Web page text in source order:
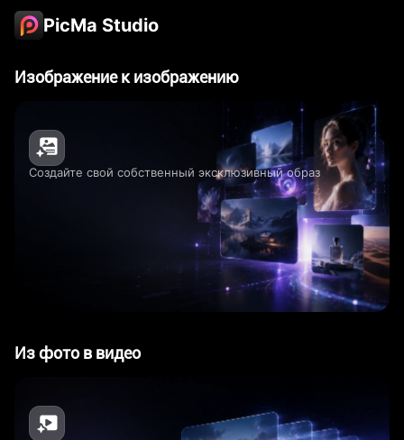
PicMa Studio
Изображение к изображению
Создайте свой собственный эксклюзивный образ
Из фото в видео